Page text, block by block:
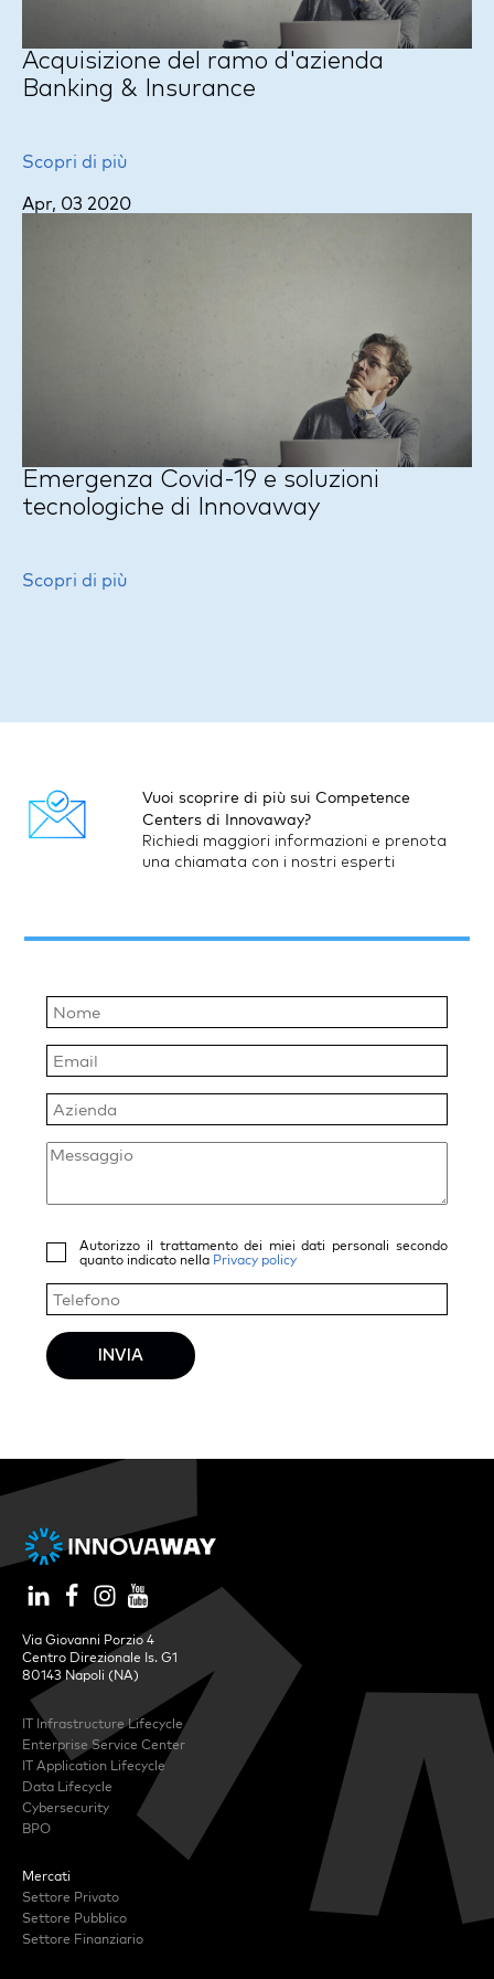
Acquisizione del ramo d'azienda
Banking & Insurance
Scopri di più
Apr, 03 2020
Emergenza Covid-19 e soluzioni
tecnologiche di Innovaway
Scopri di più
Vuoi scoprire di più sui Competence
Centers di Innovaway?
Richiedi maggiori informazioni e prenota
una chiamata con i nostri esperti
Autorizzo il trattamento dei miei dati personali secondo
quanto indicato nella Privacy policy
INVIA
Via Giovanni Porzio 4
Centro Direzionale Is. G1
80143 Napoli (NA)
IT Infrastructure Lifecycle
Enterprise Service Center
IT Application Lifecycle
Data Lifecycle
Cybersecurity
BPO
Mercati
Settore Privato
Settore Pubblico
Settore Finanziario